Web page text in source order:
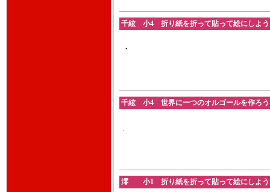
千絃 小4 折り紙を折って貼って絵にしよ
・
千絃 小4 世界に一つのオルゴールを作ろ
.
澪 小1 折り紙を折って貼って絵にしよう